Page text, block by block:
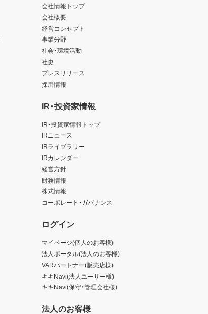
会社情報トップ
会社概要
経営コンセプト
事業分野
社会・環境活動
社史
プレスリリース
採用情報
IR・投資家情報
IR・投資家情報トップ
IRニュース
IRライブラリー
IRカレンダー
経営方針
財務情報
株式情報
コーポレート・ガバナンス
ログイン
マイページ(個人のお客様)
法人ポータル(法人のお客様)
VARパートナー(販売店様)
キキNavi(法人ユーザー様)
キキNavi(保守・管理会社様)
法人のお客様